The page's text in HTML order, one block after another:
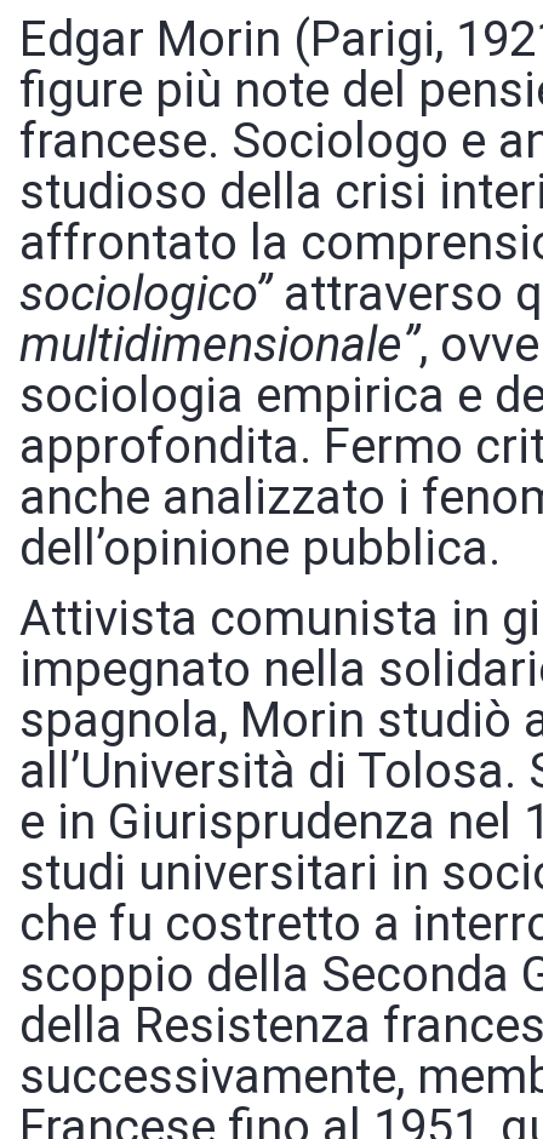
Edgar Morin (Parigi,
figure più note del
francese. Sociologo e
studioso della crisi
affrontato la
sociologico”attraverso
multidimensionale”,
sociologia empirica e
approfondita. Fermo
anche analizzato i
dell’opinione pubblica.
Attivista comunista in
impegnato nella
spagnola, Morin studiò
all’Università di
e in Giurisprudenza nel
studi universitari in
che fu costretto a
scoppio della Seconda
della Resistenza
successivamente,
Francese fino al 1951,